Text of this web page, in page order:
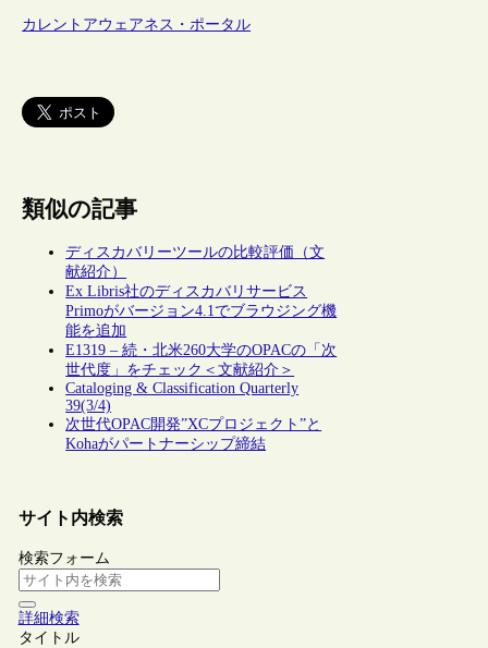
カレントアウェアネス・ポータル
類似の記事
ディスカバリーツールの比較評価（文
献紹介）
Ex Libris社のディスカバリサービス
Primoがバージョン4.1でブラウジング機
能を追加
E1319 – 続・北米260大学のOPACの「次
世代度」をチェック＜文献紹介＞
Cataloging & Classification Quarterly
39(3/4)
次世代OPAC開発”XCプロジェクト”と
Kohaがパートナーシップ締結
サイト内検索
検索フォーム
詳細検索
タイトル